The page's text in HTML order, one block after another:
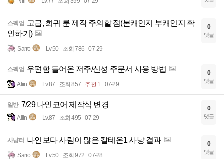
스펙업 고급, 희귀 룬 제작 주의할 점(본캐인지 부캐인지 확
인하기)
Sarro Lv.50 조회 786 07-29
0
댓글
스펙업 우편함 들어온 저주/신성 주문서 사용 방법
Aliin Lv.87 조회 857 추천 1 07-29
0
댓글
일반 7/29 나인코어 제작식 변경
Aliin Lv.87 조회 495 07-29
0
댓글
사냥터 나인보다 사람이 많은 칼테온1 사냥 결과
Sarro Lv.50 조회 972 07-28
0
댓글